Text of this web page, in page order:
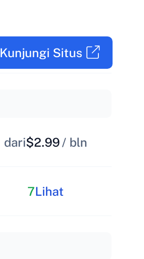
Kunjungi Situs
dari$2.99 / bln
7Lihat